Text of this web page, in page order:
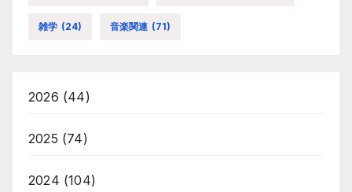
雑学 (24) 音楽関連 (71)
2026 (44)
2025 (74)
2024 (104)